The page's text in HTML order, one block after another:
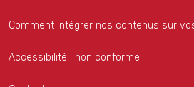
Comment intégrer nos contenus sur
Accessibilité : non conforme